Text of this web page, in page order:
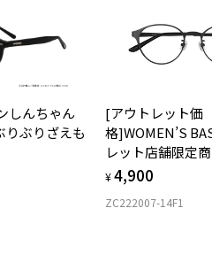
商品詳細ページへ
お申し込み
ラインストア会員さまのみ対象となります。
快適な掛け心地のメタルフレー
しんちゃん
りぶりざえも
[アウトレット価
格]WOMEN’S
レット店舗限定
¥4,900
ZC222007-14F1